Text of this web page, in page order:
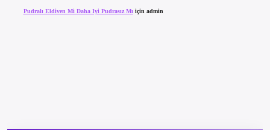
Pudralı Eldiven Mi Daha Iyi Pudrasız Mı için admin